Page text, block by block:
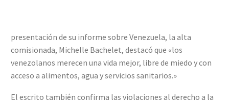
presentación de su informe sobre Venezuela, la alta
comisionada, Michelle Bachelet, destacó que «los
venezolanos merecen una vida mejor, libre de miedo y con
acceso a alimentos, agua y servicios sanitarios.»
El escrito también confirma las violaciones al derecho a la